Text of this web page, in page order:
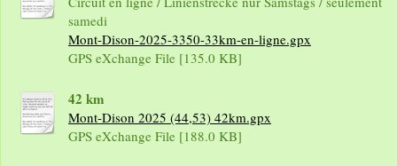
samedi
Mont-Dison-2025-3350-33km-en-ligne.gpx
GPS eXchange File [135.0 KB]
42 km
Mont-Dison 2025 (44,53) 42km.gpx
GPS eXchange File [188.0 KB]